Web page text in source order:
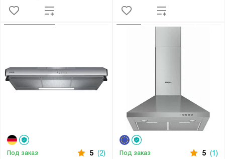
Под заказ 5 (2) Под заказ 5 (1)